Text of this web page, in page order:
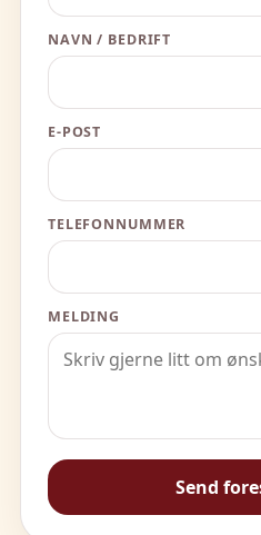
NAVN / BEDRIFT
E-POST
TELEFONNUMMER
MELDING
Send